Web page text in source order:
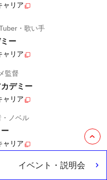
ャリア
・歌い手
ー
ャリア
監督
デミー
ャリア
ノベル
ャリア
ディング
イベント・説明会